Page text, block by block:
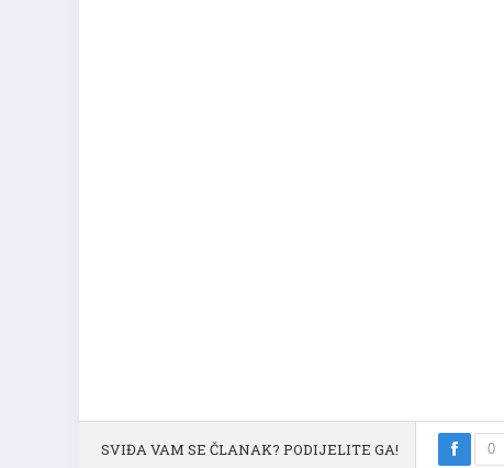
SVIĐA VAM SE ČLANAK? PODIJELITE GA! 0